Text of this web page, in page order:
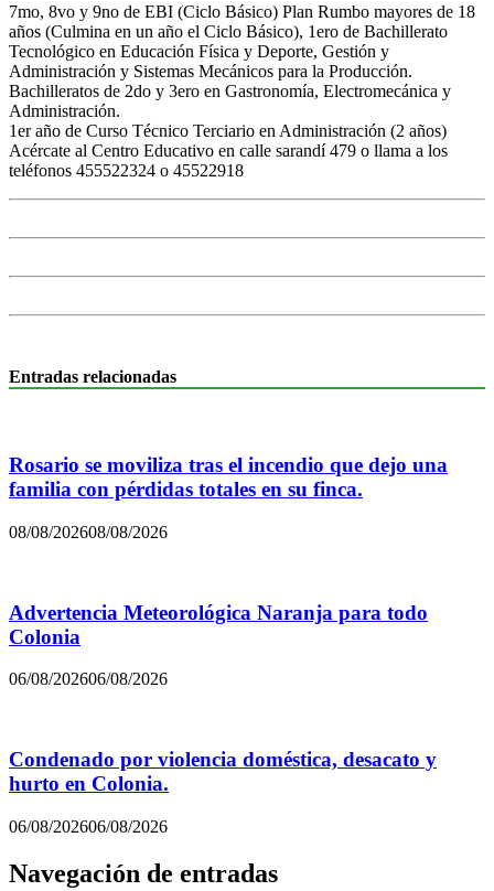
7mo, 8vo y 9no de EBI (Ciclo Básico) Plan Rumbo mayores de 18
años (Culmina en un año el Ciclo Básico), 1ero de Bachillerato
Tecnológico en Educación Física y Deporte, Gestión y
Administración y Sistemas Mecánicos para la Producción.
Bachilleratos de 2do y 3ero en Gastronomía, Electromecánica y
Administración.
1er año de Curso Técnico Terciario en Administración (2 años)
Acércate al Centro Educativo en calle sarandí 479 o llama a los
teléfonos 455522324 o 45522918
Entradas relacionadas
Rosario se moviliza tras el incendio que dejo una
familia con pérdidas totales en su finca.
08/08/202608/08/2026
Advertencia Meteorológica Naranja para todo
Colonia
06/08/202606/08/2026
Condenado por violencia doméstica, desacato y
hurto en Colonia.
06/08/202606/08/2026
Navegación de entradas